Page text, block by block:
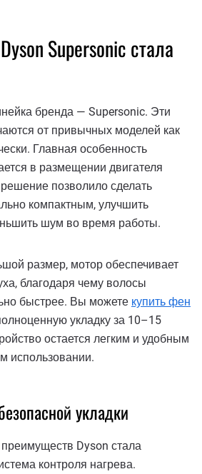
Supersonic стала
бренда — Supersonic. Эти
от привычных моделей как
Главная особенность
в размещении двигателя
позволило сделать
компактным, улучшить
шум во время работы.
размер, мотор обеспечивает
благодаря чему волосы
быстрее. Вы можете купить фен
укладку за 10–15
остается легким и удобным
использовании.
укладки
Dyson стала
контроля нагрева.